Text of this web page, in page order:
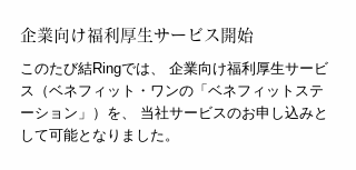
企業向け福利厚生サービス開始
このたび結Ringでは、 企業向け福利厚生サービ
ス（ベネフィット・ワンの「ベネフィットステ
ーション」）を、 当社サービスのお申し込みと
して可能となりました。